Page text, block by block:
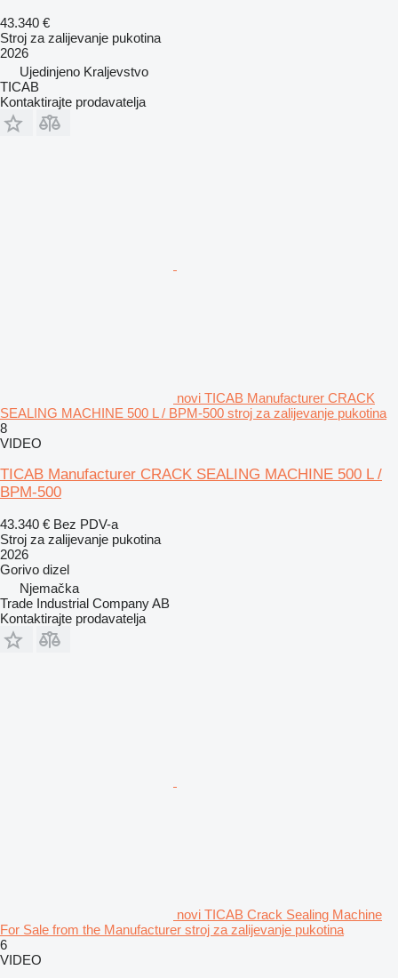
43.340 €
Stroj za zalijevanje pukotina
2026
Ujedinjeno Kraljevstvo
TICAB
Kontaktirajte prodavatelja
novi TICAB Manufacturer CRACK
SEALING MACHINE 500 L / BPM-500 stroj za zalijevanje pukotina
8
VIDEO
TICAB Manufacturer CRACK SEALING MACHINE 500 L /
BPM-500
43.340 € Bez PDV-a
Stroj za zalijevanje pukotina
2026
Gorivo dizel
Njemačka
Trade Industrial Company AB
Kontaktirajte prodavatelja
novi TICAB Crack Sealing Machine
For Sale from the Manufacturer stroj za zalijevanje pukotina
6
VIDEO